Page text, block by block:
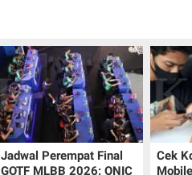
Jadwal Perempat Final
GOTF MLBB 2026: ONIC
Cek